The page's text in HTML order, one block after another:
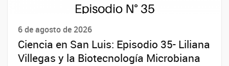
6 de agosto de 2026
Ciencia en San Luis: Episodio 35- Liliana
Villegas y la Biotecnología Microbiana